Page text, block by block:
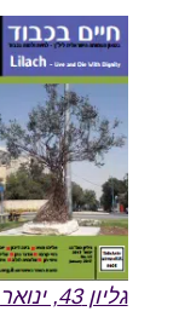
גליון 43, ינואר